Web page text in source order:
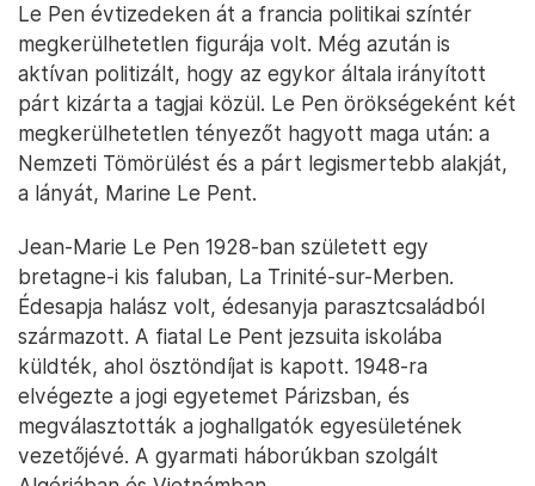
Le Pen évtizedeken át a francia politikai színtér
megkerülhetetlen figurája volt. Még azután is
aktívan politizált, hogy az egykor általa irányított
párt kizárta a tagjai közül. Le Pen örökségeként két
megkerülhetetlen tényezőt hagyott maga után: a
Nemzeti Tömörülést és a párt legismertebb alakját,
a lányát, Marine Le Pent.
Jean-Marie Le Pen 1928-ban született egy
bretagne-i kis faluban, La Trinité-sur-Merben.
Édesapja halász volt, édesanyja parasztcsaládból
származott. A fiatal Le Pent jezsuita iskolába
küldték, ahol ösztöndíjat is kapott. 1948-ra
elvégezte a jogi egyetemet Párizsban, és
megválasztották a joghallgatók egyesületének
vezetőjévé. A gyarmati háborúkban szolgált